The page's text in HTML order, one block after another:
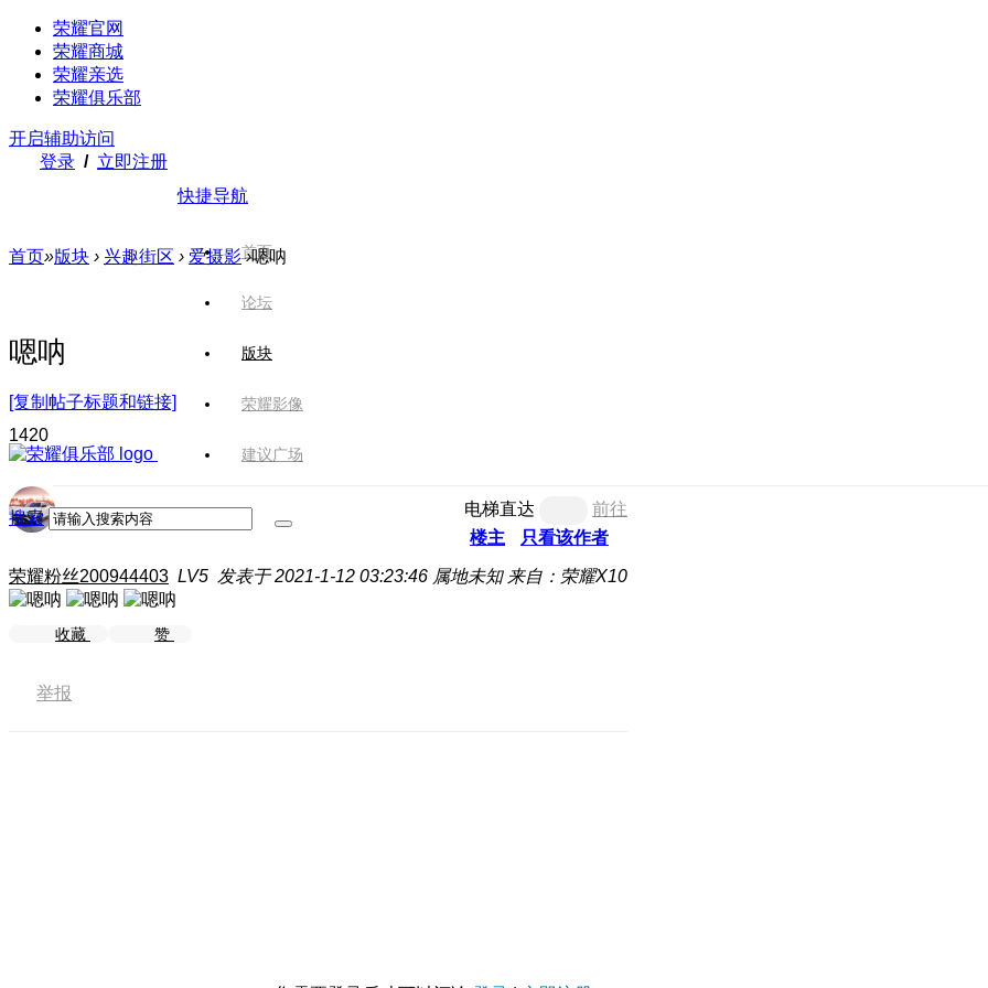
荣耀官网
荣耀商城
荣耀亲选
荣耀俱乐部
开启辅助访问
登录 / 立即注册
快捷导航
首页
论坛
版块
荣耀影像
建议广场
搜索
首页»版块 › 兴趣街区 › 爱摄影 ›嗯呐
嗯呐
[复制帖子标题和链接]
1420
电梯直达
前往
楼主
只看该作者
荣耀粉丝200944403 LV5 发表于 2021-1-12 03:23:46 属地未知 来自：荣耀X10
收藏 赞
举报